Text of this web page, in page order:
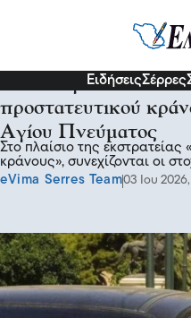
ΕιδήσειςΣέρρες
940 έλεγχοι και 100
προστατευτικού
Αγίου Πνεύματος
Στο πλαίσιο της
κράνους», συνεχίζονται οι
eVima Serres Team03 Ιου